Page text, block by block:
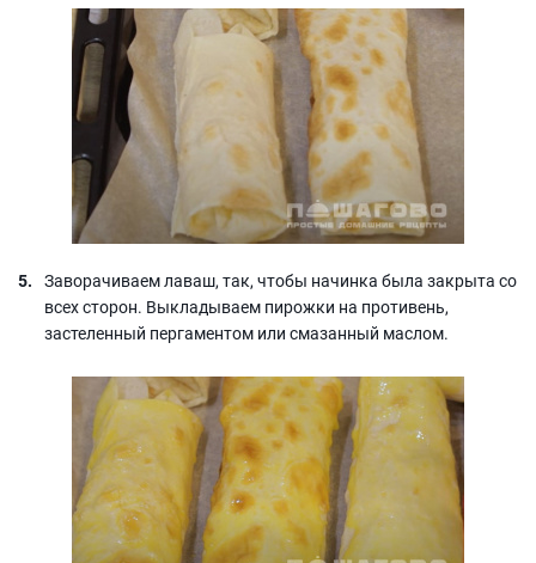
Заворачиваем лаваш, так, чтобы начинка была закрыта со
всех сторон. Выкладываем пирожки на противень,
застеленный пергаментом или смазанный маслом.